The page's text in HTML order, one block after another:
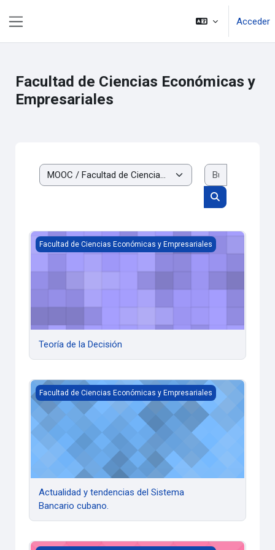
Acceder
Facultad de Ciencias Económicas y
Empresariales
Categorías
Buscar cursos
Teoría de la Decisión
Facultad de Ciencias Económicas y Empresariales
Teoría de la Decisión
Actualidad y tendencias del Sistema Bancario cubano.
Facultad de Ciencias Económicas y Empresariales
Actualidad y tendencias del Sistema
Bancario cubano.